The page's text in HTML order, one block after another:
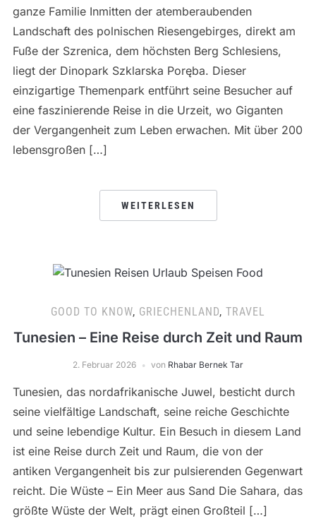
ganze Familie Inmitten der atemberaubenden
Landschaft des polnischen Riesengebirges, direkt am
Fuße der Szrenica, dem höchsten Berg Schlesiens,
liegt der Dinopark Szklarska Poręba. Dieser
einzigartige Themenpark entführt seine Besucher auf
eine faszinierende Reise in die Urzeit, wo Giganten
der Vergangenheit zum Leben erwachen. Mit über 200
lebensgroßen […]
WEITERLESEN
GOOD TO KNOW, GRIECHENLAND, TRAVEL
Tunesien – Eine Reise durch Zeit und Raum
2. Februar 2026 von Rhabar Bernek Tar
Tunesien, das nordafrikanische Juwel, besticht durch
seine vielfältige Landschaft, seine reiche Geschichte
und seine lebendige Kultur. Ein Besuch in diesem Land
ist eine Reise durch Zeit und Raum, die von der
antiken Vergangenheit bis zur pulsierenden Gegenwart
reicht. Die Wüste – Ein Meer aus Sand Die Sahara, das
größte Wüste der Welt, prägt einen Großteil […]